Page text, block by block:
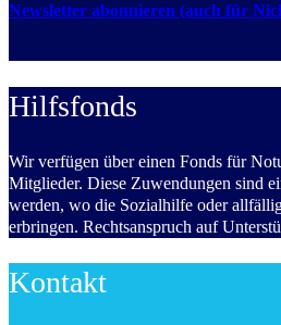
Newsletter abonnieren (auch für
Hilfsfonds
Wir verfügen über einen Fonds für
Mitglieder. Diese Zuwendungen sind
werden, wo die Sozialhilfe oder
erbringen. Rechtsanspruch auf
Kontakt